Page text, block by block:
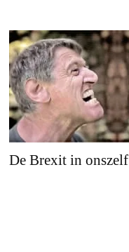
De Brexit in onszelf